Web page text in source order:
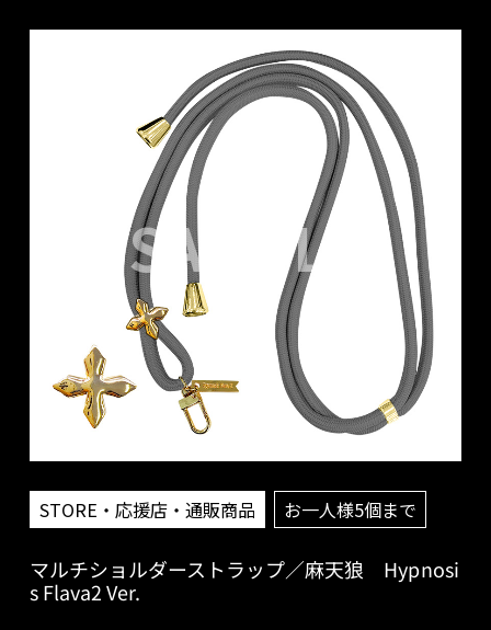
STORE・応援店・通販商品 お一人様5個まで
マルチショルダーストラップ／麻天狼 Hypnosi
s Flava2 Ver.